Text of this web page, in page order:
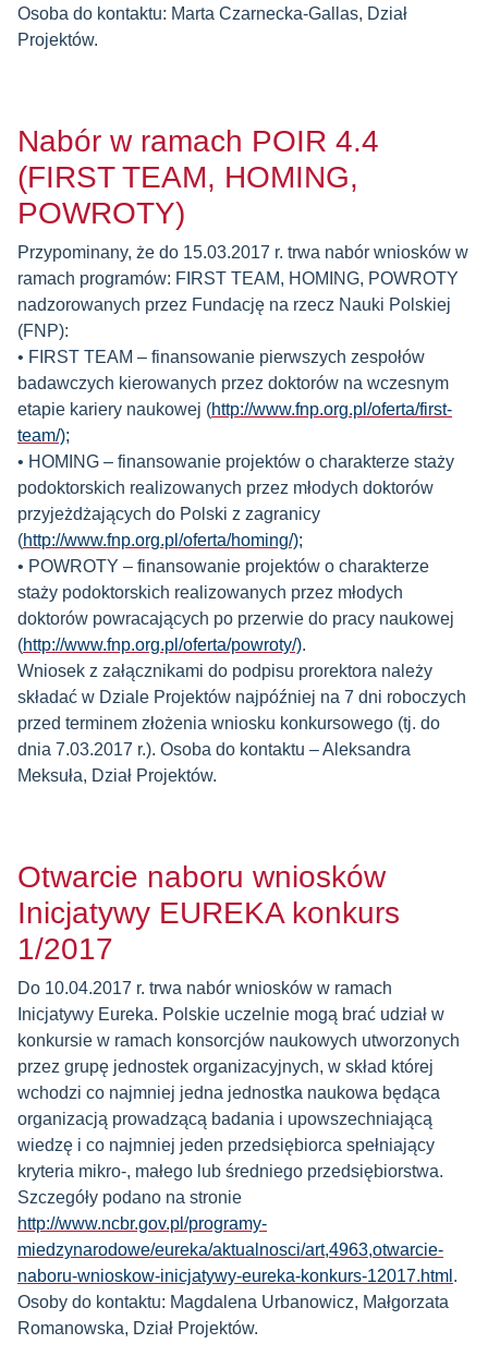
Osoba do kontaktu: Marta Czarnecka-Gallas, Dział
Projektów.
Nabór w ramach POIR 4.4
(FIRST TEAM, HOMING,
POWROTY)
Przypominany, że do 15.03.2017 r. trwa nabór wniosków w
ramach programów: FIRST TEAM, HOMING, POWROTY
nadzorowanych przez Fundację na rzecz Nauki Polskiej
(FNP):
• FIRST TEAM – finansowanie pierwszych zespołów
badawczych kierowanych przez doktorów na wczesnym
etapie kariery naukowej (http://www.fnp.org.pl/oferta/first-
team/);
• HOMING – finansowanie projektów o charakterze staży
podoktorskich realizowanych przez młodych doktorów
przyjeżdżających do Polski z zagranicy
(http://www.fnp.org.pl/oferta/homing/);
• POWROTY – finansowanie projektów o charakterze
staży podoktorskich realizowanych przez młodych
doktorów powracających po przerwie do pracy naukowej
(http://www.fnp.org.pl/oferta/powroty/).
Wniosek z załącznikami do podpisu prorektora należy
składać w Dziale Projektów najpóźniej na 7 dni roboczych
przed terminem złożenia wniosku konkursowego (tj. do
dnia 7.03.2017 r.). Osoba do kontaktu – Aleksandra
Meksuła, Dział Projektów.
Otwarcie naboru wniosków
Inicjatywy EUREKA konkurs
1/2017
Do 10.04.2017 r. trwa nabór wniosków w ramach
Inicjatywy Eureka. Polskie uczelnie mogą brać udział w
konkursie w ramach konsorcjów naukowych utworzonych
przez grupę jednostek organizacyjnych, w skład której
wchodzi co najmniej jedna jednostka naukowa będąca
organizacją prowadzącą badania i upowszechniającą
wiedzę i co najmniej jeden przedsiębiorca spełniający
kryteria mikro-, małego lub średniego przedsiębiorstwa.
Szczegóły podano na stronie
http://www.ncbr.gov.pl/programy-
miedzynarodowe/eureka/aktualnosci/art,4963,otwarcie-
naboru-wnioskow-inicjatywy-eureka-konkurs-12017.html .
Osoby do kontaktu: Magdalena Urbanowicz, Małgorzata
Romanowska, Dział Projektów.